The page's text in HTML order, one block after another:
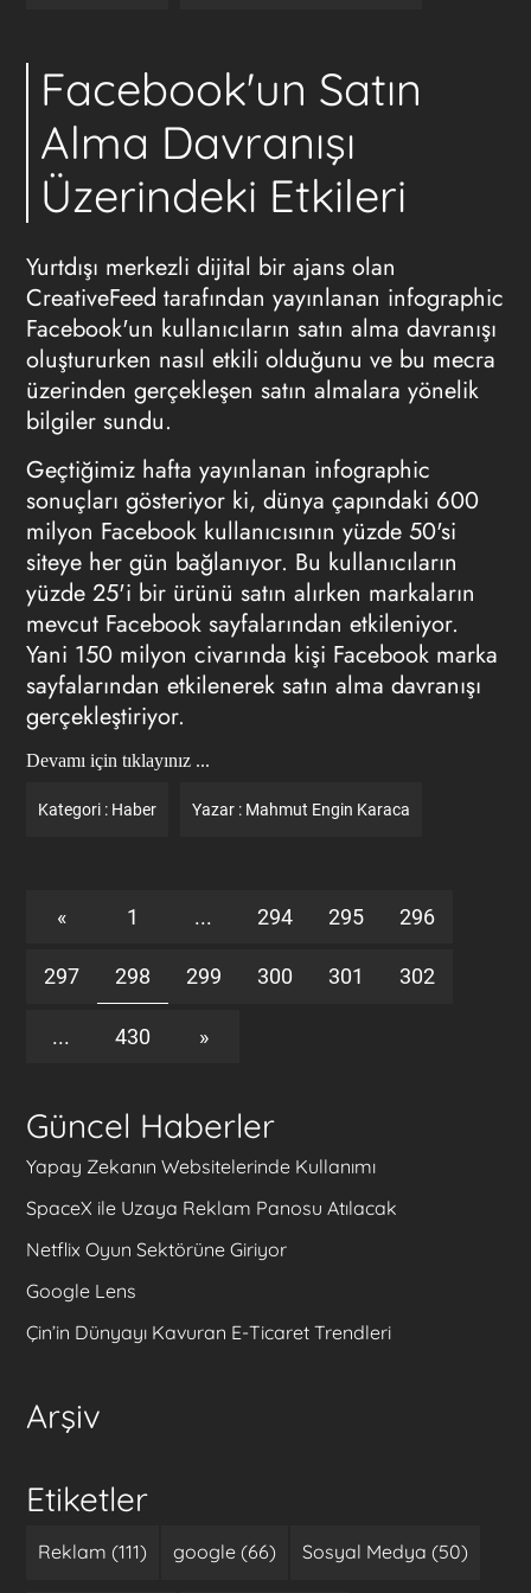
Facebook'un Satın
Alma Davranışı
Üzerindeki Etkileri
Yurtdışı merkezli dijital bir ajans olan
CreativeFeed tarafından yayınlanan infographic
Facebook'un kullanıcıların satın alma davranışı
oluştururken nasıl etkili olduğunu ve bu mecra
üzerinden gerçekleşen satın almalara yönelik
bilgiler sundu.
Geçtiğimiz hafta yayınlanan infographic
sonuçları gösteriyor ki, dünya çapındaki 600
milyon Facebook kullanıcısının yüzde 50'si
siteye her gün bağlanıyor. Bu kullanıcıların
yüzde 25'i bir ürünü satın alırken markaların
mevcut Facebook sayfalarından etkileniyor.
Yani 150 milyon civarında kişi Facebook marka
sayfalarından etkilenerek satın alma davranışı
gerçekleştiriyor.
Devamı için tıklayınız ...
Kategori : Haber Yazar : Mahmut Engin Karaca
« 1 ... 294 295 296
297 298 299 300 301 302
... 430 »
Güncel Haberler
Yapay Zekanın Websitelerinde Kullanımı
SpaceX ile Uzaya Reklam Panosu Atılacak
Netflix Oyun Sektörüne Giriyor
Google Lens
Çin’in Dünyayı Kavuran E-Ticaret Trendleri
Arşiv
Etiketler
Reklam (111) google (66) Sosyal Medya (50)